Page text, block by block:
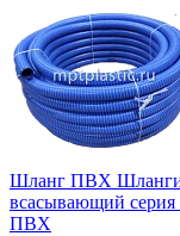
Шланг ПВХ
всасывающий
ПВХ